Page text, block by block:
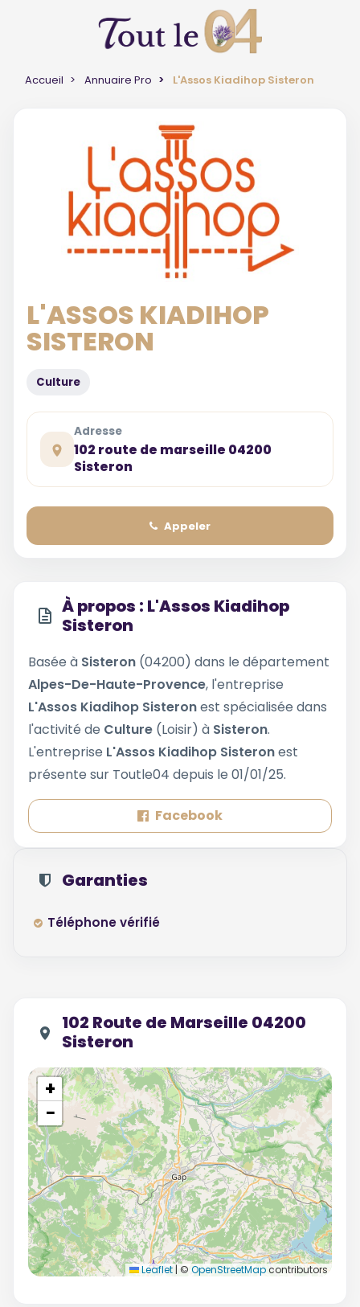
Accueil Annuaire Pro L'Assos Kiadihop Sisteron
L'ASSOS KIADIHOP
SISTERON
Culture
Adresse
102 route de marseille 04200
Sisteron
Appeler
À propos : L'Assos Kiadihop
Sisteron
Basée à Sisteron (04200) dans le département
Alpes-De-Haute-Provence, l'entreprise
L'Assos Kiadihop Sisteronest spécialisée dans
l'activité de Culture (Loisir) à Sisteron.
L'entreprise L'Assos Kiadihop Sisteronest
présente sur Toutle04 depuis le 01/01/25.
Facebook
Garanties
Téléphone vérifié
102 Route de Marseille 04200
Sisteron
+
−
Leaflet | © OpenStreetMapcontributors